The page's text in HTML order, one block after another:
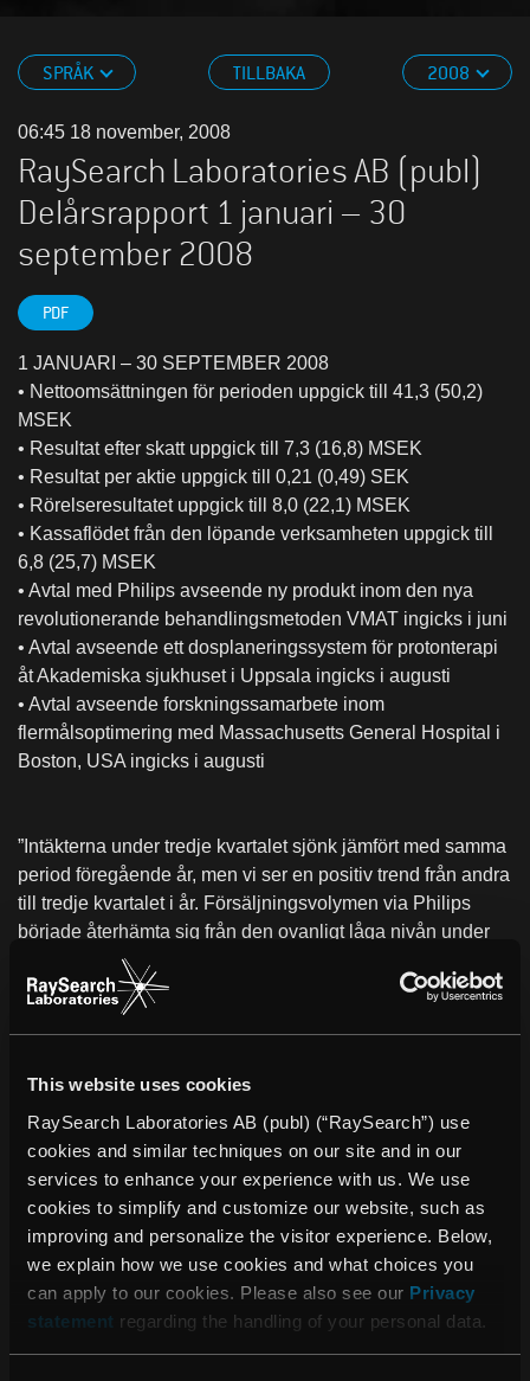
This website uses cookies
RaySearch Laboratories AB (publ) (“RaySearch”) use
cookies and similar techniques on our site and in our
services to enhance your experience with us. We use
cookies to simplify and customize our website, such as
improving and personalize the visitor experience. Below,
we explain how we use cookies and what choices you
can apply to our cookies. Please also see our Privacy
statement regarding the handling of your personal data.
SPRÅK TILLBAKA 2008
06:45 18 november, 2008
RaySearch Laboratories AB (publ)
Delårsrapport 1 januari – 30
september 2008
PDF
1 JANUARI – 30 SEPTEMBER 2008
• Nettoomsättningen för perioden uppgick till 41,3 (50,2)
MSEK
• Resultat efter skatt uppgick till 7,3 (16,8) MSEK
• Resultat per aktie uppgick till 0,21 (0,49) SEK
• Rörelseresultatet uppgick till 8,0 (22,1) MSEK
• Kassaflödet från den löpande verksamheten uppgick till
6,8 (25,7) MSEK
• Avtal med Philips avseende ny produkt inom den nya
revolutionerande behandlingsmetoden VMAT ingicks i juni
• Avtal avseende ett dosplaneringssystem för protonterapi
åt Akademiska sjukhuset i Uppsala ingicks i augusti
• Avtal avseende forskningssamarbete inom
flermålsoptimering med Massachusetts General Hospital i
Boston, USA ingicks i augusti
”Intäkterna under tredje kvartalet sjönk jämfört med samma
period föregående år, men vi ser en positiv trend från andra
till tredje kvartalet i år. Försäljningsvolymen via Philips
började återhämta sig från den ovanligt låga nivån under
andra kvartalet samtidigt som dollarn stärktes vilket
sammantaget ledde till en intäktsökning om 14 procent från
andra till tredje kvartalet”, säger Johan Löf, VD för
följer marknadsutvecklingen noga men historiskt har
marknaden för strålterapiprodukter varit relativt
konjunkturokänslig. Vi gör i dagsläget inga förändringar av
verksamheten på grund av det osäkra marknadsläget, utan
fokuserar fortsatt på att färdigställa den stora mängd
avtalade produkter som skall lanseras under de kommande
kvartalen.”
”Samtidigt är vi aktivt involverade i flera diskussioner om